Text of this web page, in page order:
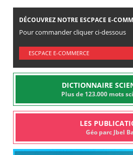
DÉCOUVREZ NOTRE ESCPACE E-
Pour commander cliquer ci-dessous
ESCPACE E-COMMERCE
DICTIONNAIRE
Plus de 123.000 mots
LES
Géo parc Jbel